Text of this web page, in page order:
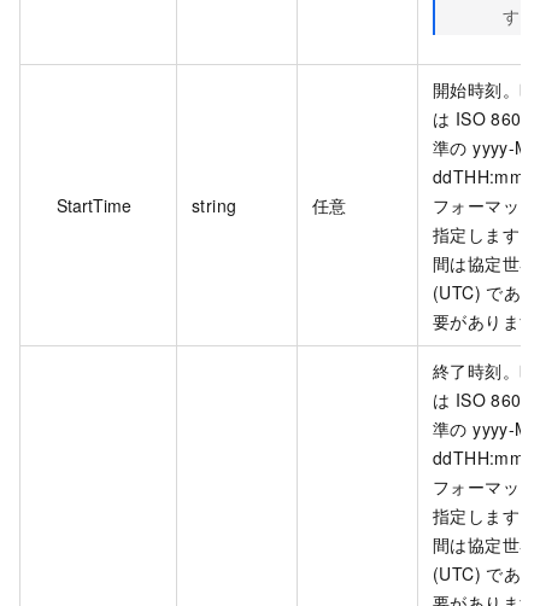
す。
StartTime string 任意
開始時刻。
は ISO 8601
準の yyyy-
フォーマッ
指定します
間は協定世
(UTC) であ
要がありま
終了時刻。
は ISO 8601
準の yyyy-
フォーマッ
指定します
間は協定世
(UTC) であ